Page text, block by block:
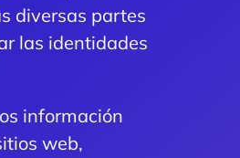
diversas partes
las identidades
información
web,